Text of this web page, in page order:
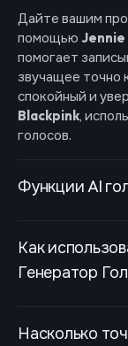
Дайте вашим
помощью Jennie
помогает
звучащее точно
спокойный и
Blackpink,
голосов.
Функции AI
Как
Генератор
Насколько